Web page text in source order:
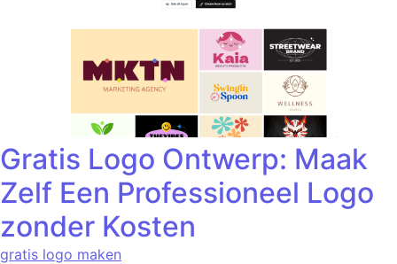
Gratis Logo Ontwerp: Maak
Zelf Een Professioneel Logo
zonder Kosten
gratis logo maken